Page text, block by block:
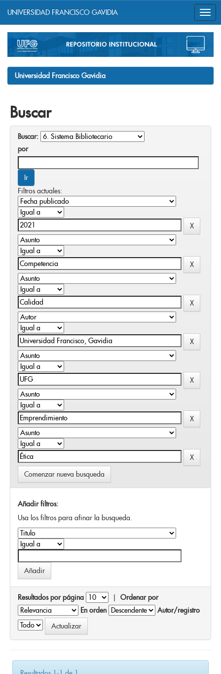
navigation
UNIVERSIDAD FRANCISCO GAVIDIA
Universidad Francisco Gavidia
Buscar
Buscar:
por
Filtros actuales:
Comenzar nueva busqueda
Añadir filtros:
Usa los filtros para afinar la busqueda.
Resultados por página | Ordenar por
En orden
Autor/registro